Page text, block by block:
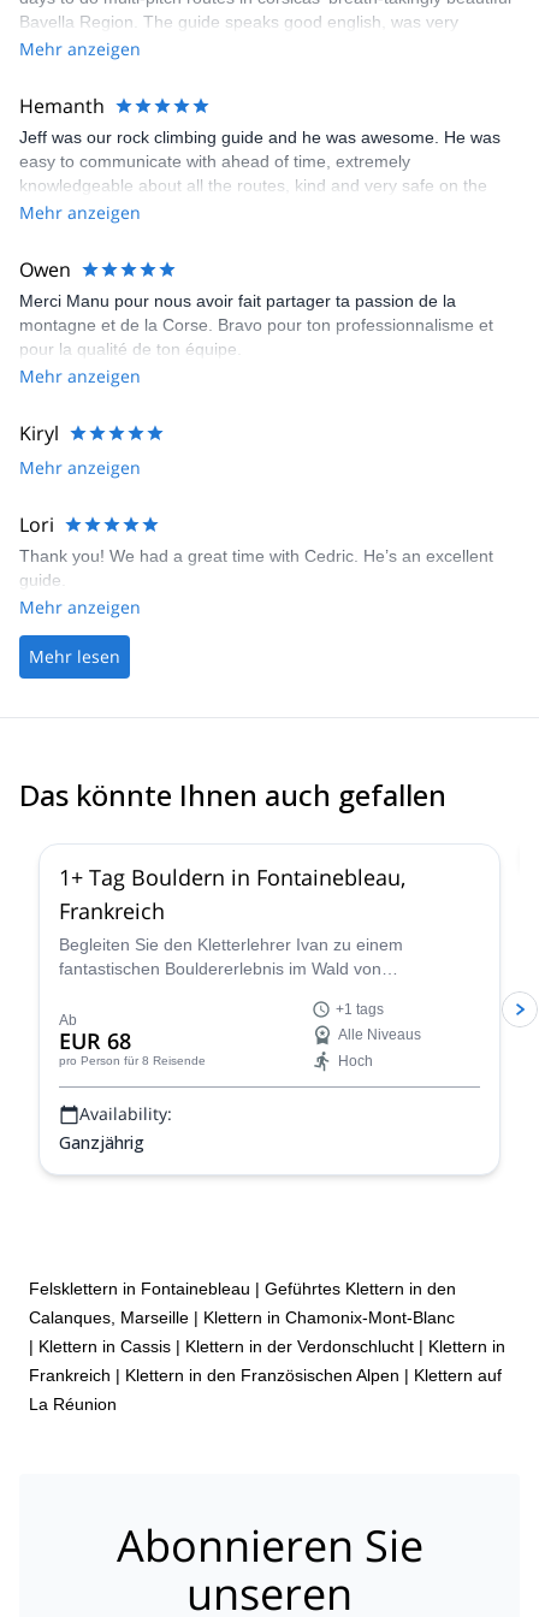
Bavella Region. The guide speaks good english, was very
friendly, funny, and had a charming way to handle our missing
her height-related anxiety. All in all, we could not have been more
satisfied by the performance of the guide. Thank you very much!
Mehr anzeigen
Hemanth
Jeff was our rock climbing guide and he was awesome. He was
easy to communicate with ahead of time, extremely
knowledgeable about all the routes, kind and very safe on the
rocks with us. He was flexible about which routes we did . We had
Highly recommend him.
Mehr anzeigen
Owen
Merci Manu pour nous avoir fait partager ta passion de la
montagne et de la Corse. Bravo pour ton professionnalisme et
pour la qualité de ton équipe.
Mehr anzeigen
Kiryl
Mehr anzeigen
Lori
Thank you! We had a great time with Cedric. He’s an excellent
guide.
Mehr anzeigen
Mehr lesen
Das könnte Ihnen auch gefallen
4.9
1+ Tag Bouldern in Fontainebleau,
Frankreich
Begleiten Sie den Kletterlehrer Ivan zu einem
fantastischen Bouldererlebnis im Wald von
einen oder mehrere Tage.
Ab
EUR 68
pro Person für 8 Reisende
+1 tags
Alle Niveaus
Hoch
Availability:
Ganzjährig
Felsklettern in Fontainebleau | Geführtes Klettern in den
Calanques, Marseille | Klettern in Chamonix-Mont-Blanc
| Klettern in Cassis | Klettern in der Verdonschlucht | Klettern in
Frankreich | Klettern in den Französischen Alpen | Klettern auf
La Réunion
Abonnieren Sie
unseren